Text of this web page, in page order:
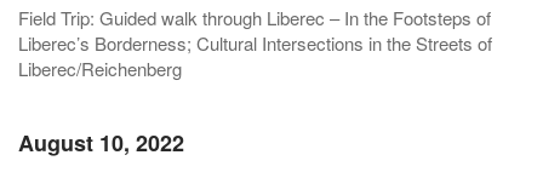
Field Trip: Guided walk through Liberec – In the Footsteps of
Liberec’s Borderness; Cultural Intersections in the Streets of
Liberec/Reichenberg
August 10, 2022